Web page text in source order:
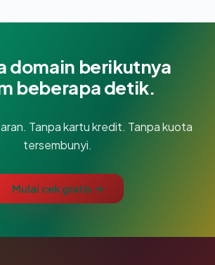
domain berikutnya
beberapa detik.
Tanpa kartu kredit. Tanpa kuota
tersembunyi.
Mulai cek gratis →